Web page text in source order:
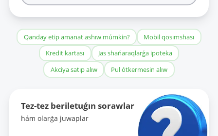
Qanday etip amanat ashıw múmkin?
Mobil qosımshası
Kredit kartası
Jas shańaraqlarǵa ipoteka
Akciya satıp alıw
Pul ótkermesin alıw
Tez-tez beriletuǵın sorawlar
hám olarǵa juwaplar